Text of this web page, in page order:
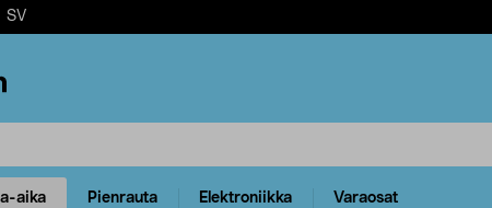
SV
aika Pienrauta Elektroniikka Varaosat